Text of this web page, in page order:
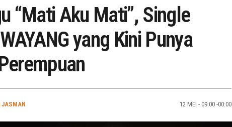
“Mati Aku Mati”, Single
yang Kini Punya
JASMAN 12 MEI - 09:00 -00:00